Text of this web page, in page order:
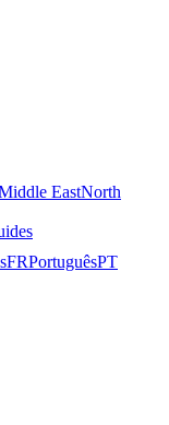
EastNorth
FRPortuguêsPT